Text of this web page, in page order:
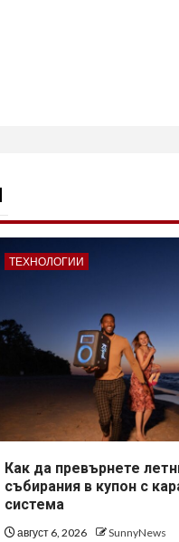
ТЕХНОЛОГИИ
Как да превърнете
събирания в купон с
система
август 6, 2026 SunnyNews